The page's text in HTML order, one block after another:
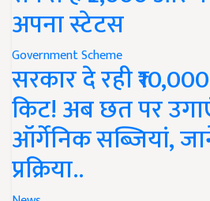
अपना स्टेटस
Government Scheme
सरकार दे रही
किट! अब छत पर
ऑर्गेनिक सब्जियां,
प्रक्रिया..